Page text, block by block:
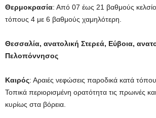
Θερμοκρασία: Από 07 έως 21 βαθμούς
τόπους 4 με 6 βαθμούς χαμηλότερη.
Θεσσαλία, ανατολική Στερεά, Εύβοια,
Πελοπόννησος
Καιρός: Αραιές νεφώσεις παροδικά κατά
Τοπικά περιορισμένη ορατότητα τις πρωινές
κυρίως στα βόρεια.